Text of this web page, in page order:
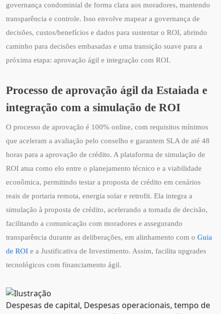
governança condominial de forma clara aos moradores, mantendo
transparência e controle. Isso envolve mapear a governança de
decisões, custos/benefícios e dados para sustentar o ROI, abrindo
caminho para decisões embasadas e uma transição suave para a
próxima etapa: aprovação ágil e integração com ROI.
Processo de aprovação ágil da Estaiada e
integração com a simulação de ROI
O processo de aprovação é 100% online, com requisitos mínimos
que aceleram a avaliação pelo conselho e garantem SLA de até 48
horas para a aprovação de crédito. A plataforma de simulação de
ROI atua como elo entre o planejamento técnico e a viabilidade
econômica, permitindo testar a proposta de crédito em cenários
reais de portaria remota, energia solar e retrofit. Ela integra a
simulação à proposta de crédito, acelerando a tomada de decisão,
facilitando a comunicação com moradores e assegurando
transparência durante as deliberações, em alinhamento com o Guia
de ROI e a Justificativa de Investimento. Assim, facilita upgrades
tecnológicos com financiamento ágil.
Despesas de capital, Despesas operacionais, tempo de